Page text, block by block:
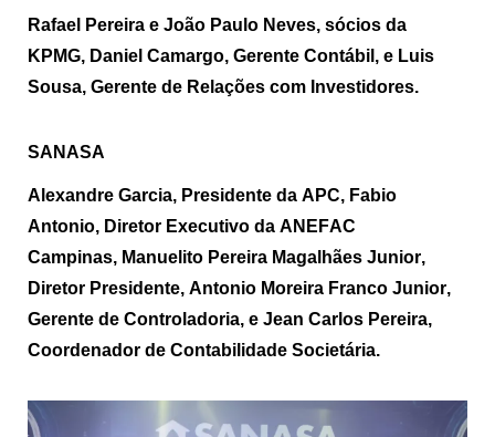
Rafael Pereira e João Paulo Neves, sócios da
KPMG, Daniel Camargo, Gerente Contábil, e Luis
Sousa, Gerente de Relações com Investidores.
SANASA
Alexandre Garcia, Presidente da APC, Fabio
Antonio, Diretor Executivo da ANEFAC
Campinas, Manuelito Pereira Magalhães Junior,
Diretor Presidente, Antonio Moreira Franco Junior,
Gerente de Controladoria, e Jean Carlos Pereira,
Coordenador de Contabilidade Societária.